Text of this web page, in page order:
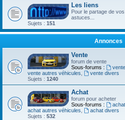
Les liens
Pour le partage de
astuces...
Sujets : 151
Annonces
Vente
forum de vente
Sous-forums :
vente autres véhicules,
vente divers
Sujets : 1240
Achat
forum pour acheter
Sous-forums :
achat autres véhicules,
achat divers
Sujets : 532